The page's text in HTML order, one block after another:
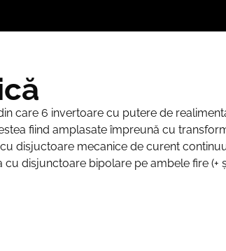
care 6 invertoare cu putere de
fiind amplasate împreună cu
disjuctoare mecanice de curent
disjunctoare bipolare pe ambele fire